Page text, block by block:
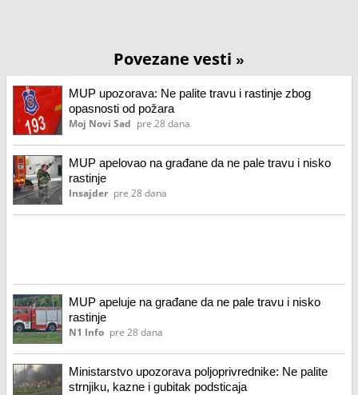
Povezane vesti »
MUP upozorava: Ne palite travu i rastinje zbog
opasnosti od požara
Moj Novi Sad pre 28 dana
MUP apelovao na građane da ne pale travu i nisko
rastinje
Insajder pre 28 dana
MUP apeluje na građane da ne pale travu i nisko
rastinje
N1 Info pre 28 dana
Ministarstvo upozorava poljoprivrednike: Ne palite
strnjiku, kazne i gubitak podsticaja